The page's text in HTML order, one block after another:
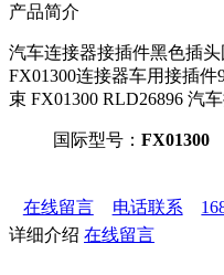
产品简介
汽车连接器接插件黑色插头国产DJ7404-0.6-21适用汽车线束
FX01300连接器车用接插件
束 FX01300 RLD26896 汽
国际型号： FX01300
在线留言 电话联系
详细介绍 在线留言